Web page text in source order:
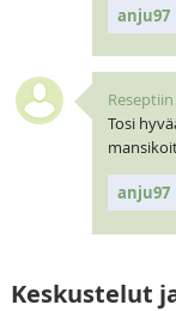
anju97
Reseptiin
Tosi
anju97
Keskustelut